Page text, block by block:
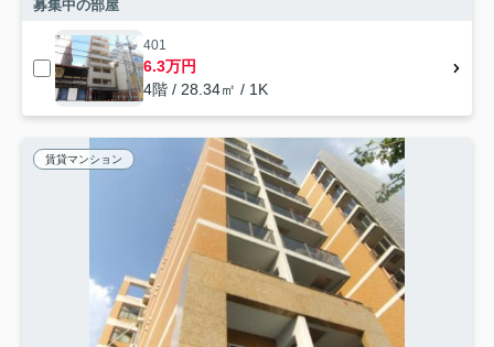
募集中の部屋
401
6.3万円
4階 / 28.34㎡ / 1K
賃貸マンション